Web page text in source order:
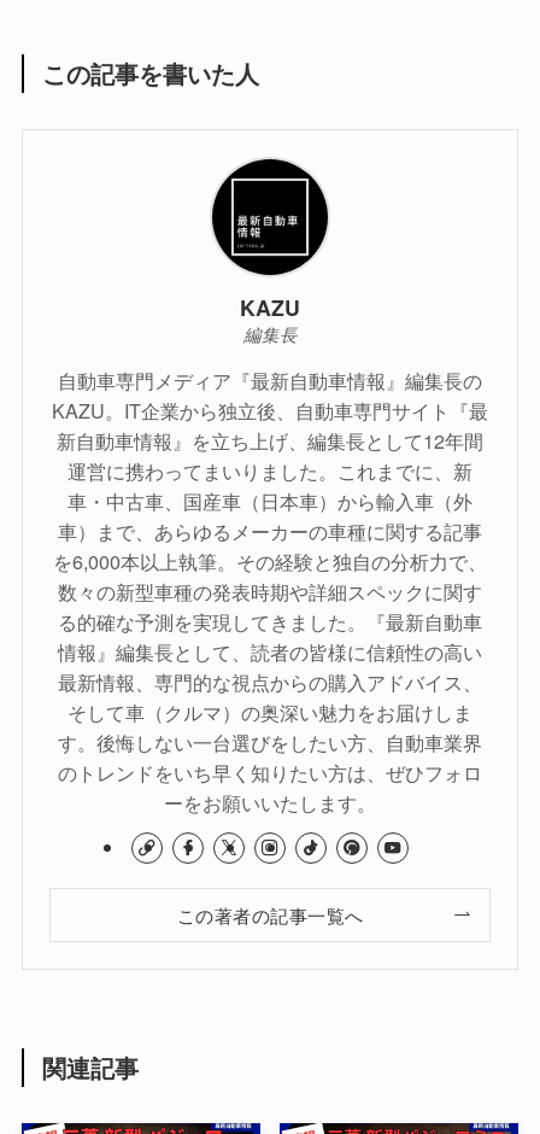
この記事を書いた人
KAZU
編集長
自動車専門メディア『最新自動車情報』編集長の
KAZU。IT企業から独立後、自動車専門サイト『最
新自動車情報』を立ち上げ、編集長として12年間
運営に携わってまいりました。これまでに、新
車・中古車、国産車（日本車）から輸入車（外
車）まで、あらゆるメーカーの車種に関する記事
を6,000本以上執筆。その経験と独自の分析力で、
数々の新型車種の発表時期や詳細スペックに関す
る的確な予測を実現してきました。『最新自動車
情報』編集長として、読者の皆様に信頼性の高い
最新情報、専門的な視点からの購入アドバイス、
そして車（クルマ）の奥深い魅力をお届けしま
す。後悔しない一台選びをしたい方、自動車業界
のトレンドをいち早く知りたい方は、ぜひフォロ
ーをお願いいたします。
この著者の記事一覧へ
関連記事